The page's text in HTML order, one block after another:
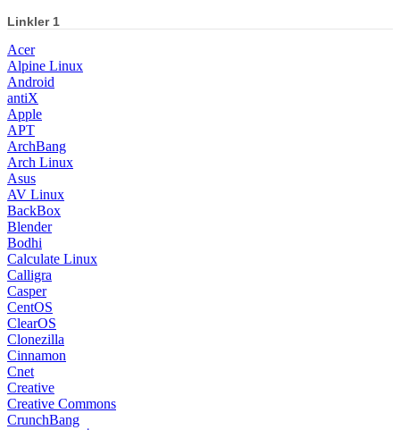
Linkler 1
Acer
Alpine Linux
Android
antiX
Apple
APT
ArchBang
Arch Linux
Asus
AV Linux
BackBox
Blender
Bodhi
Calculate Linux
Calligra
Casper
CentOS
ClearOS
Clonezilla
Cinnamon
Cnet
Creative
Creative Commons
CrunchBang